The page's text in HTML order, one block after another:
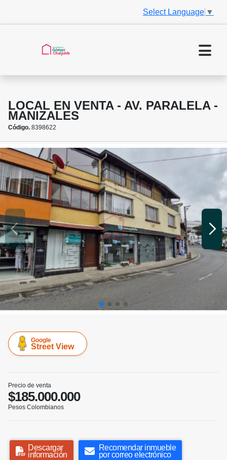
Select Language ▼
LOCAL EN VENTA - AV. PARALELA -
MANIZALES
Código. 8398622
Google
Street View
Precio de venta
$185.000.000
Pesos Colombianos
Descargar
información
Recomendar inmueble
por correo electrónico